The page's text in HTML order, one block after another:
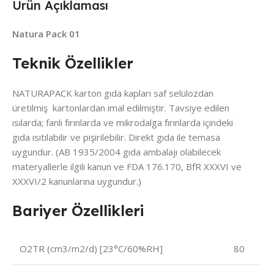
Ürün Açıklaması
Natura Pack 01
Teknik Özellikler
NATURAPACK karton gıda kapları saf selülozdan
üretilmiş kartonlardan imal edilmiştir. Tavsiye edilen
ısılarda; fanlı fırınlarda ve mikrodalga fırınlarda içindeki
gıda ısıtılabilir ve pişirilebilir. Direkt gıda ile temasa
uygundur. (AB 1935/2004 gıda ambalajı olabilecek
materyallerle ilgili kanun ve FDA 176.170, BfR XXXVI ve
XXXVI/2 kanunlarına uygundur.)
Bariyer Özellikleri
O2TR (cm3/m2/d) [23°C/60%RH] 80